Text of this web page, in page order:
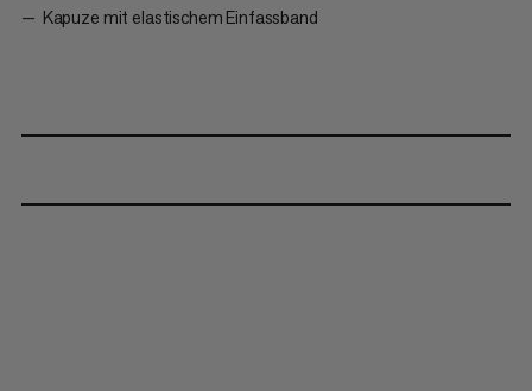
Kapuze mit elastischem Einfassband